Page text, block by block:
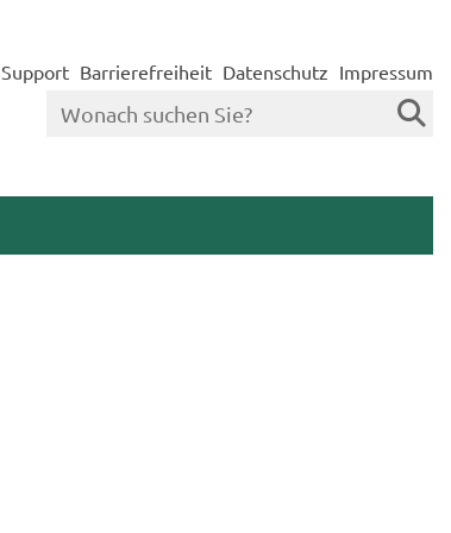
Support Barrierefreiheit Datenschutz Impressum